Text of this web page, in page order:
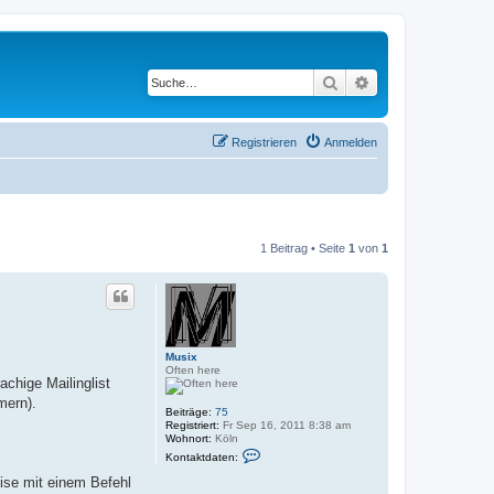
Suche
Anmelden
Registrieren
1 Beitrag • Seite 1 von 1
Musix
Often here
Beiträge: 75
Registriert: Fr Sep 16, 2011 8:38 am
Wohnort: Köln
Kontaktdaten:
Mailinglist
mit einem Befehl